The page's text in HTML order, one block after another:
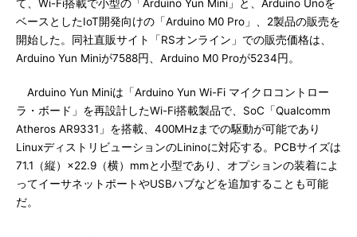
て、Wi-Fi搭載で小型の「Arduino Yun Mini」と、Arduino Unoを
ベースとしたIoT開発向けの「Arduino M0 Pro」、2製品の販売を
開始した。同社直販サイト「RSオンライン」での販売価格は、
Arduino Yun Miniが7588円、Arduino M0 Proが5234円。
Arduino Yun Miniは「Arduino Yun Wi-Fi マイクロコントロー
ラ・ボード」を再設計したWi-Fi搭載製品で、SoC「Qualcomm
Atheros AR9331」を搭載、400MHzまでの駆動が可能であり
LinuxディストリビューションのLininoに対応する。PCBサイズは
71.1（縦）×22.9（横）mmと小型であり、オプションの装着によ
ってイーサネットポートやUSBハブなどを追加することも可能
だ。